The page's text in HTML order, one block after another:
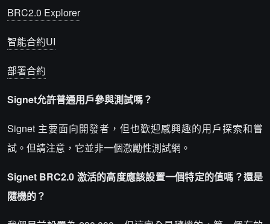
BRC2.0 Explorer
智能合約UI
部署合約
Signet允許普通用戶參與測試嗎？
Signet 主要面向開發者，但也歡迎感興趣的用戶探索和嘗
試。但請注意，它並非一個激勵性測試網。
Signet BRC2.0 激活的高度應該設置一個特定的值嗎？還是
隨機的？